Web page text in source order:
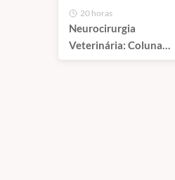
20 horas
Neurocirurgia
Veterinária: Coluna
em Pequenos